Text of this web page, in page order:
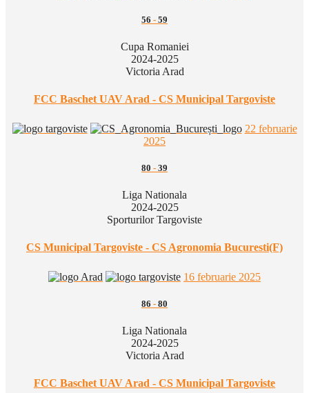
56 - 59
Cupa Romaniei
2024-2025
Victoria Arad
FCC Baschet UAV Arad - CS Municipal Targoviste
22 februarie
2025
80 - 39
Liga Nationala
2024-2025
Sporturilor Targoviste
CS Municipal Targoviste - CS Agronomia Bucuresti(F)
16 februarie 2025
86 - 80
Liga Nationala
2024-2025
Victoria Arad
FCC Baschet UAV Arad - CS Municipal Targoviste